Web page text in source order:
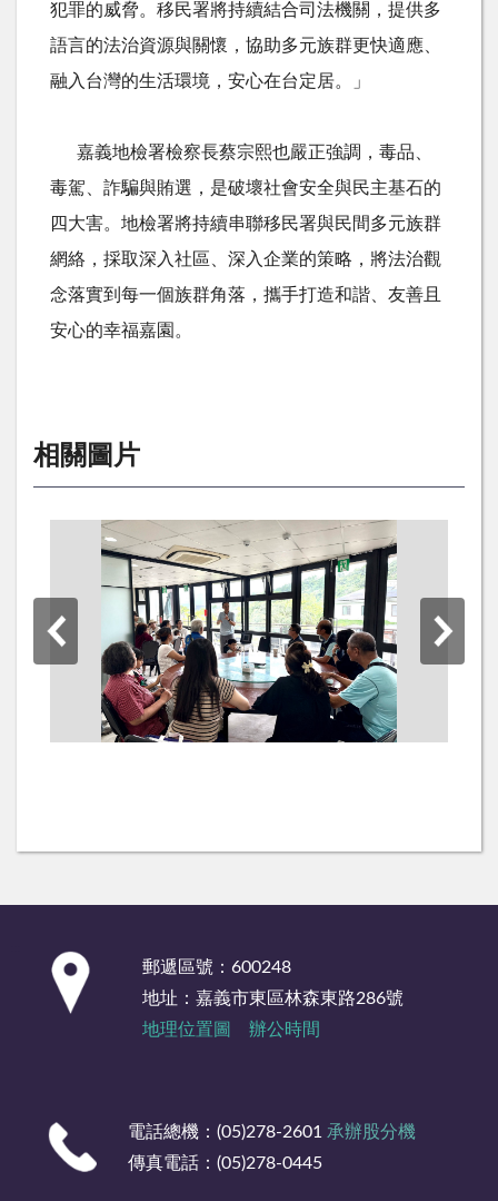
犯罪的威脅。移民署將持續結合司法機關，提供多
語言的法治資源與關懷，協助多元族群更快適應、
融入台灣的生活環境，安心在台定居。」
嘉義地檢署檢察長蔡宗熙也嚴正強調，毒品、
毒駕、詐騙與賄選，是破壞社會安全與民主基石的
四大害。地檢署將持續串聯移民署與民間多元族群
網絡，採取深入社區、深入企業的策略，將法治觀
念落實到每一個族群角落，攜手打造和諧、友善且
安心的幸福嘉園。
相關圖片
郵遞區號：600248
地址：嘉義市東區林森東路286號
地理位置圖
辦公時間
電話總機：(05)278-2601 承辦股分機
傳真電話：(05)278-0445